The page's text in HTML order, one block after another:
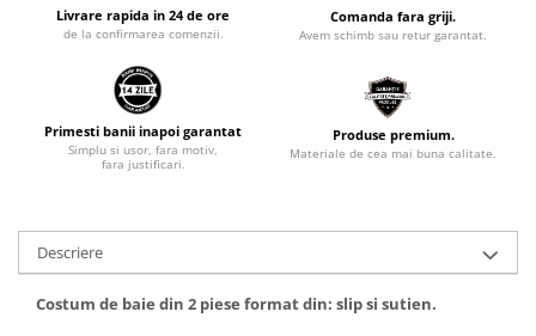
Livrare rapida in 24 de ore
de la confirmarea comenzii.
Comanda fara griji.
Avem schimb sau retur garantat.
Primesti banii inapoi garantat
Simplu si usor, fara motiv,
fara justificari.
Produse premium.
Materiale de cea mai buna calitate.
Descriere
Costum de baie din 2 piese format din: slip si sutien.